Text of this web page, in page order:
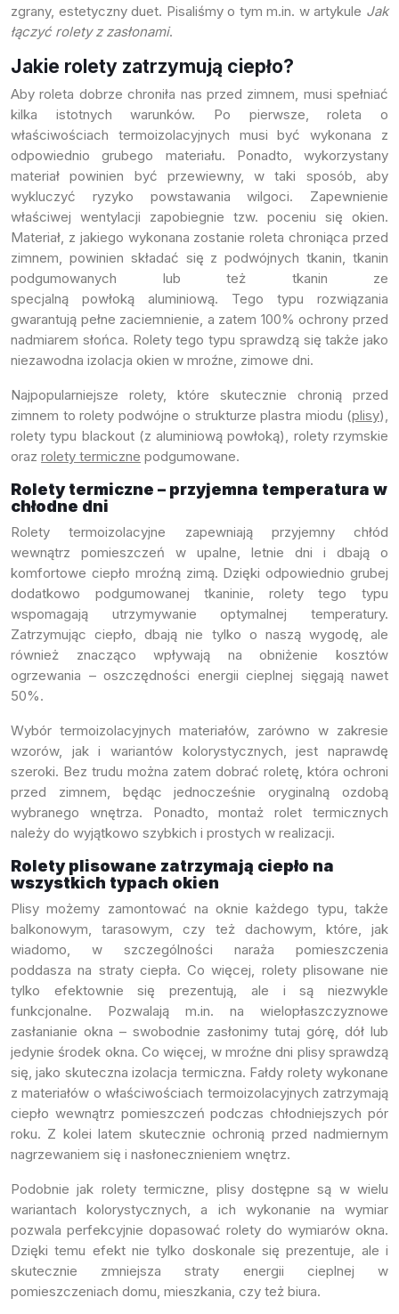
zgrany, estetyczny duet. Pisaliśmy o tym m.in. w artykule Jak
łączyć rolety z zasłonami.
Jakie rolety zatrzymują ciepło?
Aby roleta dobrze chroniła nas przed zimnem, musi spełniać
kilka istotnych warunków. Po pierwsze, roleta o
właściwościach termoizolacyjnych musi być wykonana z
odpowiednio grubego materiału. Ponadto, wykorzystany
materiał powinien być przewiewny, w taki sposób, aby
wykluczyć ryzyko powstawania wilgoci. Zapewnienie
właściwej wentylacji zapobiegnie tzw. poceniu się okien.
Materiał, z jakiego wykonana zostanie roleta chroniąca przed
zimnem, powinien składać się z podwójnych tkanin, tkanin
podgumowanych lub też tkanin ze
specjalną powłoką aluminiową. Tego typu rozwiązania
gwarantują pełne zaciemnienie, a zatem 100% ochrony przed
nadmiarem słońca. Rolety tego typu sprawdzą się także jako
niezawodna izolacja okien w mroźne, zimowe dni.
Najpopularniejsze rolety, które skutecznie chronią przed
zimnem to rolety podwójne o strukturze plastra miodu (plisy),
rolety typu blackout (z aluminiową powłoką), rolety rzymskie
oraz rolety termiczne podgumowane.
Rolety termiczne – przyjemna temperatura w
chłodne dni
Rolety termoizolacyjne zapewniają przyjemny chłód
wewnątrz pomieszczeń w upalne, letnie dni i dbają o
komfortowe ciepło mroźną zimą. Dzięki odpowiednio grubej
dodatkowo podgumowanej tkaninie, rolety tego typu
wspomagają utrzymywanie optymalnej temperatury.
Zatrzymując ciepło, dbają nie tylko o naszą wygodę, ale
również znacząco wpływają na obniżenie kosztów
ogrzewania – oszczędności energii cieplnej sięgają nawet
50%.
Wybór termoizolacyjnych materiałów, zarówno w zakresie
wzorów, jak i wariantów kolorystycznych, jest naprawdę
szeroki. Bez trudu można zatem dobrać roletę, która ochroni
przed zimnem, będąc jednocześnie oryginalną ozdobą
wybranego wnętrza. Ponadto, montaż rolet termicznych
należy do wyjątkowo szybkich i prostych w realizacji.
Rolety plisowane zatrzymają ciepło na
wszystkich typach okien
Plisy możemy zamontować na oknie każdego typu, także
balkonowym, tarasowym, czy też dachowym, które, jak
wiadomo, w szczególności naraża pomieszczenia
poddasza na straty ciepła. Co więcej, rolety plisowane nie
tylko efektownie się prezentują, ale i są niezwykle
funkcjonalne. Pozwalają m.in. na wielopłaszczyznowe
zasłanianie okna – swobodnie zasłonimy tutaj górę, dół lub
jedynie środek okna. Co więcej, w mroźne dni plisy sprawdzą
się, jako skuteczna izolacja termiczna. Fałdy rolety wykonane
z materiałów o właściwościach termoizolacyjnych zatrzymają
ciepło wewnątrz pomieszczeń podczas chłodniejszych pór
roku. Z kolei latem skutecznie ochronią przed nadmiernym
nagrzewaniem się i nasłonecznieniem wnętrz.
Podobnie jak rolety termiczne, plisy dostępne są w wielu
wariantach kolorystycznych, a ich wykonanie na wymiar
pozwala perfekcyjnie dopasować rolety do wymiarów okna.
Dzięki temu efekt nie tylko doskonale się prezentuje, ale i
skutecznie zmniejsza straty energii cieplnej w
pomieszczeniach domu, mieszkania, czy też biura.